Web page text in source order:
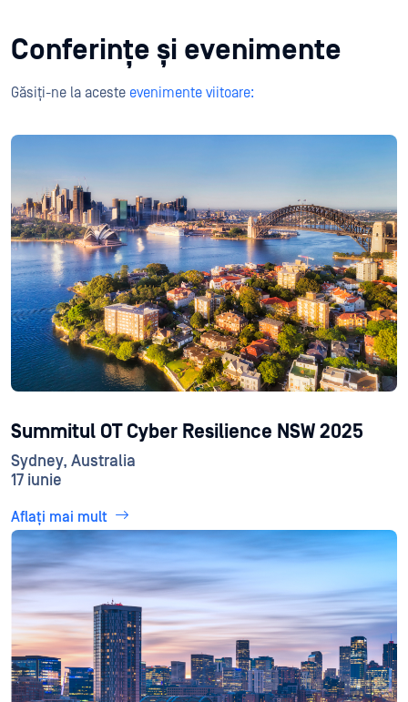
Conferințe și evenimente
Găsiți-ne la aceste evenimente viitoare:
Summitul OT Cyber Resilience NSW 2025
Sydney, Australia
17 iunie
Aflați mai mult